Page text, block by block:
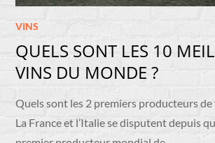
VINS
QUELS SONT LES 10
VINS DU MONDE ?
Quels sont les 2 premiers producteurs de
La France et l’Italie se disputent depuis